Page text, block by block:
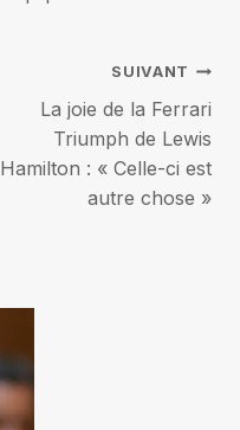
SUIVANT
La joie de la Ferrari
Triumph de Lewis
Hamilton : « Celle-ci est
autre chose »